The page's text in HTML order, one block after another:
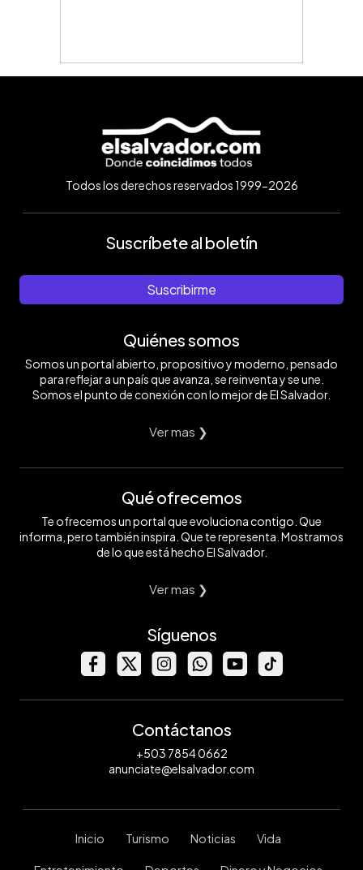
Todos los derechos reservados 1999-2026
Suscríbete al boletín
Suscribirme
Quiénes somos
Somos un portal abierto, propositivo y moderno, pensado
para reflejar a un país que avanza, se reinventa y se une.
Somos el punto de conexión con lo mejor de El Salvador.
Ver mas ❯
Qué ofrecemos
Te ofrecemos un portal que evoluciona contigo. Que
informa, pero también inspira. Que te representa. Mostramos
de lo que está hecho El Salvador.
Ver mas ❯
Síguenos
Contáctanos
+503 7854 0662
anunciate@elsalvador.com
Inicio Turismo Noticias Vida